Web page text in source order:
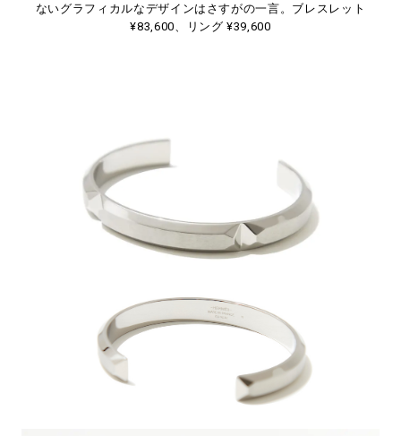
ないグラフィカルなデザインはさすがの一言。ブレスレット
¥83,600、リング ¥39,600